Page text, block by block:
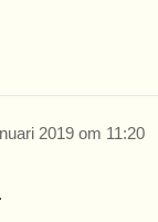
2019 om 11:20